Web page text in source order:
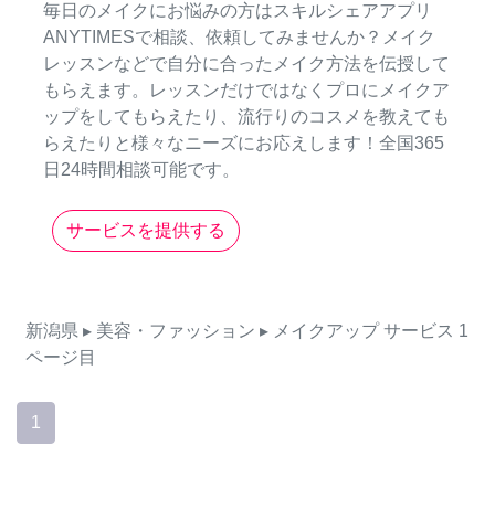
毎日のメイクにお悩みの方はスキルシェアアプリ
ANYTIMESで相談、依頼してみませんか？メイク
レッスンなどで自分に合ったメイク方法を伝授して
もらえます。レッスンだけではなくプロにメイクア
ップをしてもらえたり、流行りのコスメを教えても
らえたりと様々なニーズにお応えします！全国365
日24時間相談可能です。
サービスを提供する
新潟県 ▸ 美容・ファッション ▸ メイクアップ サービス 1
ページ目
1